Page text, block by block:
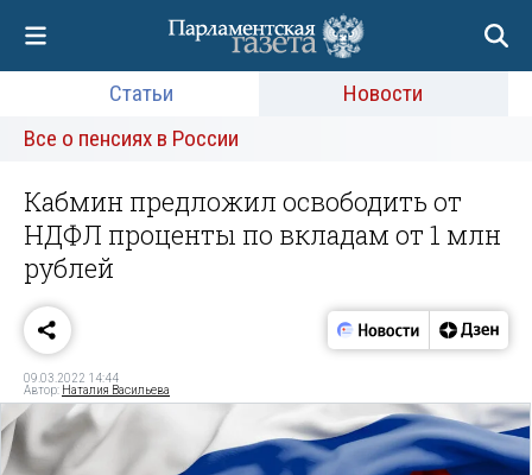
Статьи
Новости
Все о пенсиях в России
Кабмин предложил освободить от
НДФЛ проценты по вкладам от 1 млн
рублей
09.03.2022 14:44
Автор: Наталия Васильева